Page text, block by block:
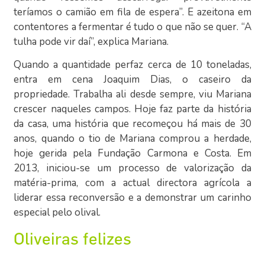
teríamos o camião em fila de espera”. E azeitona em
contentores a fermentar é tudo o que não se quer. “A
tulha pode vir daí”, explica Mariana.
Quando a quantidade perfaz cerca de 10 toneladas,
entra em cena Joaquim Dias, o caseiro da
propriedade. Trabalha ali desde sempre, viu Mariana
crescer naqueles campos. Hoje faz parte da história
da casa, uma história que recomeçou há mais de 30
anos, quando o tio de Mariana comprou a herdade,
hoje gerida pela Fundação Carmona e Costa. Em
2013, iniciou-se um processo de valorização da
matéria-prima, com a actual directora agrícola a
liderar essa reconversão e a demonstrar um carinho
especial pelo olival.
Oliveiras felizes